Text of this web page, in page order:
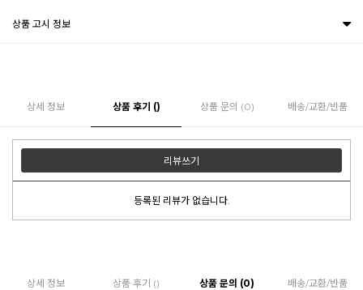
상품 고시 정보
상세 정보 상품 후기 () 상품 문의 (0) 배송/교환/반품
리뷰쓰기
등록된 리뷰가 없습니다.
상세 정보 상품 후기 () 상품 문의 (0) 배송/교환/반품